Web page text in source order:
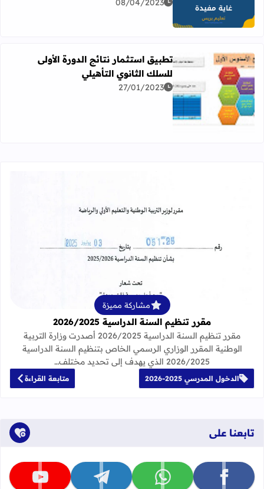
اقرأ المزيد عن 30 موقعا مغربيا لكل غاية مفيدة
08/04/2023
اقرأ المزيد عن تطبيق استثمار نتائج الدورة الأولى للسلك
تطبيق استثمار نتائج الدورة الأولى
للسلك الثانوي التأهيلي
27/01/2023
قراءة المزيد عن مقرر تنظيم السنة الدراسية
مشاركة مميزة
مقرر تنظيم السنة الدراسية 2026/2025
مقرر تنظيم السنة الدراسية 2026/2025 أصدرت وزارة التربية
الوطنية المقرر الوزاري الرسمي الخاص بتنظيم السنة الدراسية
2026/2025 الذي يهدف إلى تحديد مختلف…
الدخول المدرسي 2025-2026 متابعة القراءة
تابعنا على
تابعنا على facebook تابعنا على whatsapp تابعنا على telegram تابعنا على youtube